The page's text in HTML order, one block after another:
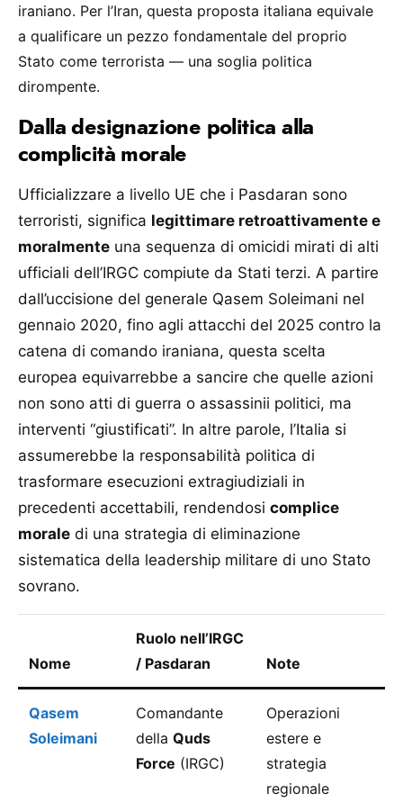
iraniano. Per l’Iran, questa proposta italiana equivale
a qualificare un pezzo fondamentale del proprio
Stato come terrorista — una soglia politica
dirompente.
Dalla designazione politica alla
complicità morale
Ufficializzare a livello UE che i Pasdaran sono
terroristi, significa legittimare retroattivamente e
moralmente una sequenza di omicidi mirati di alti
ufficiali dell’IRGC compiute da Stati terzi. A partire
dall’uccisione del generale Qasem Soleimani nel
gennaio 2020, fino agli attacchi del 2025 contro la
catena di comando iraniana, questa scelta
europea equivarrebbe a sancire che quelle azioni
non sono atti di guerra o assassinii politici, ma
interventi “giustificati”. In altre parole, l’Italia si
assumerebbe la responsabilità politica di
trasformare esecuzioni extragiudiziali in
precedenti accettabili, rendendosi complice
morale di una strategia di eliminazione
sistematica della leadership militare di uno Stato
sovrano.
Nome
Ruolo nell’IRGC
/ Pasdaran
Note
Qasem
Soleimani
Comandante
della Quds
Force (IRGC)
Operazioni
estere e
strategia
regionale